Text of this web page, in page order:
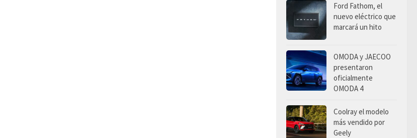
Ford Fathom, el
nuevo eléctrico que
marcará un hito
OMODA y JAECOO
presentaron
oficialmente
OMODA 4
Coolray el modelo
más vendido por
Geely